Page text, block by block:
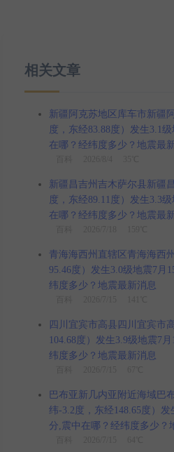
相关文章
新疆阿克苏地区库车市新疆
度，东经83.88度）发生3.1
在哪？经纬度多少？地震最
新疆昌吉州吉木萨尔县新疆
度，东经89.11度）发生3.3
在哪？经纬度多少？地震最
青海海西州直辖区青海海西
95.46度）发生3.0级地震7月
纬度多少？地震最新消息
四川宜宾市高县四川宜宾市
104.68度）发生3.9级地震7
纬度多少？地震最新消息
巴布亚新几内亚附近海域巴
纬-3.2度，东经148.65度）发
分,震中在哪？经纬度多少？